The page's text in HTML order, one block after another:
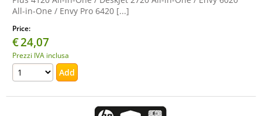
All-in-One / Envy Pro 6420 [...]
Price:
€24,07
Prezzi IVA inclusa